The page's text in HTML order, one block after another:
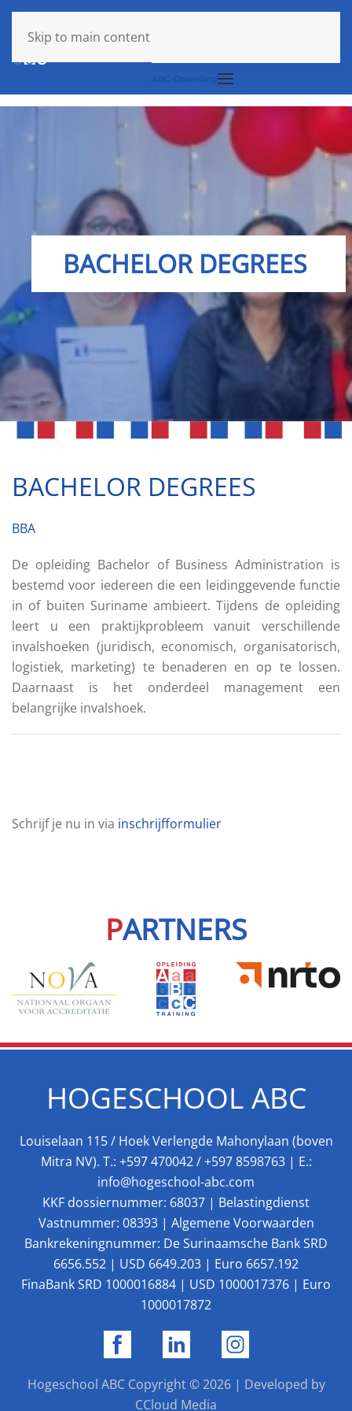
Skip to main content
Login
BACHELOR DEGREES
BACHELOR DEGREES
BBA
De opleiding Bachelor of Business Administration is
bestemd voor iedereen die een leidinggevende functie
in of buiten Suriname ambieert. Tijdens de opleiding
leert u een praktijkprobleem vanuit verschillende
invalshoeken (juridisch, economisch, organisatorisch,
logistiek, marketing) te benaderen en op te lossen.
Daarnaast is het onderdeel management een
belangrijke invalshoek.
Schrijf je nu in via inschrijfformulier
PARTNERS
HOGESCHOOL ABC
Louiselaan 115 / Hoek Verlengde Mahonylaan (boven
Mitra NV). T.: +597 470042/+597 8598763| E.:
info@hogeschool-abc.com
KKF dossiernummer: 68037 | Belastingdienst
Vastnummer: 08393 | Algemene Voorwaarden
Bankrekeningnummer: De Surinaamsche Bank SRD
6656.552 | USD 6649.203 | Euro 6657.192
FinaBank SRD 1000016884 | USD 1000017376 | Euro
1000017872
Hogeschool ABCCopyright © 2026 | Developed by
CCloud Media